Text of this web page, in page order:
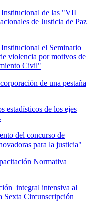
Institucional de las "VII
de Justicia de Paz
el Seminario
violencia por motivos de
Civil"
de una pestaña
estadísticos de los ejes
del concurso de
para la justicia"
Normativa
integral intensiva al
Sexta Circunscripción